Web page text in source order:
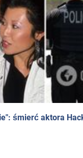
śmierć aktora